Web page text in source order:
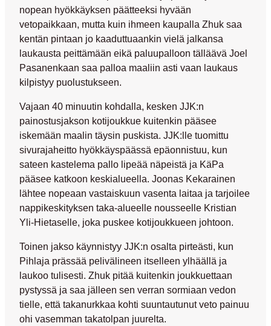
nopean hyökkäyksen päätteeksi hyvään
vetopaikkaan, mutta kuin ihmeen kaupalla Zhuk saa
kentän pintaan jo kaaduttuaankin vielä jalkansa
laukausta peittämään eikä paluupalloon tälläävä Joel
Pasanenkaan saa palloa maaliin asti vaan laukaus
kilpistyy puolustukseen.
Vajaan 40 minuutin kohdalla, kesken JJK:n
painostusjakson kotijoukkue kuitenkin pääsee
iskemään maalin täysin puskista. JJK:lle tuomittu
sivurajaheitto hyökkäyspäässä epäonnistuu, kun
sateen kastelema pallo lipeää näpeistä ja KäPa
pääsee katkoon keskialueella. Joonas Kekarainen
lähtee nopeaan vastaiskuun vasenta laitaa ja tarjoilee
nappikeskityksen taka-alueelle nousseelle Kristian
Yli-Hietaselle, joka puskee kotijoukkueen johtoon.
Toinen jakso käynnistyy JJK:n osalta pirteästi, kun
Pihlaja prässää pelivälineen itselleen ylhäällä ja
laukoo tulisesti. Zhuk pitää kuitenkin joukkuettaan
pystyssä ja saa jälleen sen verran sormiaan vedon
tielle, että takanurkkaa kohti suuntautunut veto painuu
ohi vasemman takatolpan juurelta.